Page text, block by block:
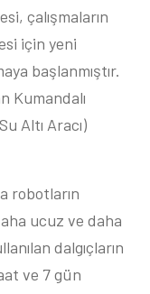
çalışmaların
için yeni
başlanmıştır.
Kumandalı
Altı Aracı)
robotların
ucuz ve daha
dalgıçların
ve 7 gün